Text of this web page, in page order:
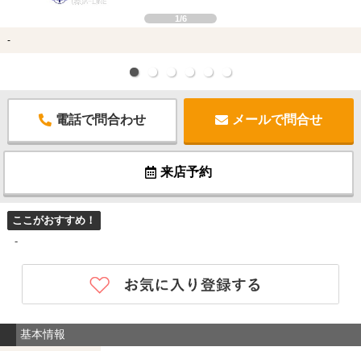
1/6
-
電話で問合わせ メールで問合せ
来店予約
ここがおすすめ！
-
基本情報